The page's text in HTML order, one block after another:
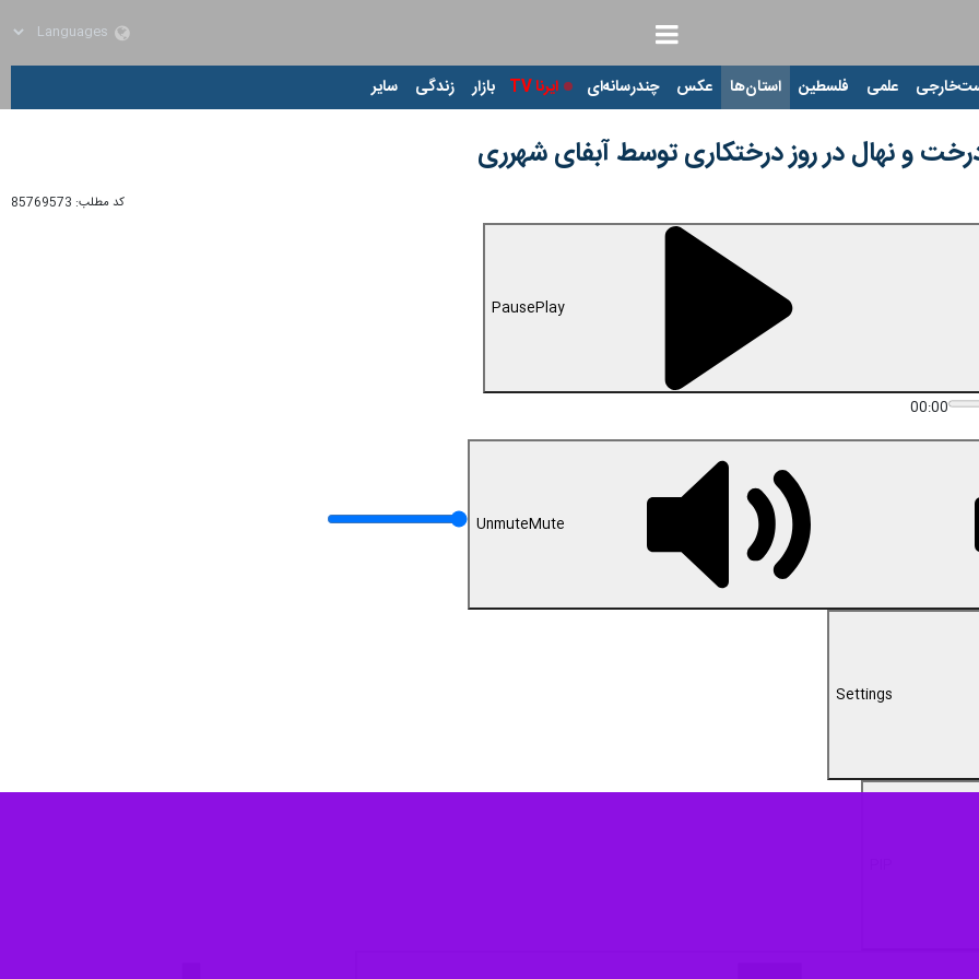
علمی فلسطین استان‌ها عکس چندرسانه‌ای ایرنا TV بازار زندگی سایر
و نهال در روز درختکاری توسط آبفای شهرری
کد مطلب: 85769573